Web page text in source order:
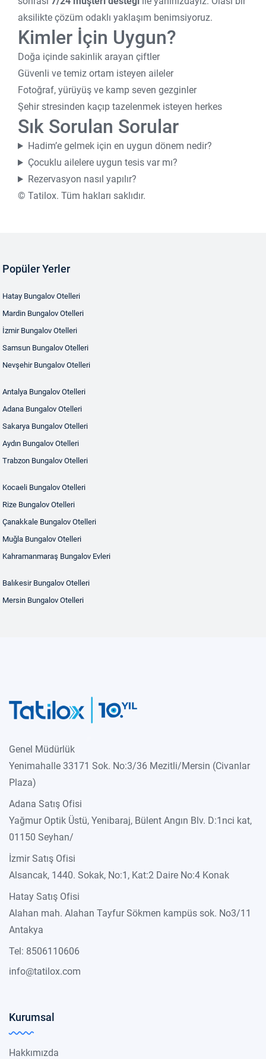
aksilikte çözüm odaklı yaklaşım benimsiyoruz.
Kimler İçin Uygun?
Doğa içinde sakinlik arayan çiftler
Güvenli ve temiz ortam isteyen aileler
Fotoğraf, yürüyüş ve kamp seven gezginler
Şehir stresinden kaçıp tazelenmek isteyen herkes
Sık Sorulan Sorular
Hadim’e gelmek için en uygun dönem nedir?
Çocuklu ailelere uygun tesis var mı?
Rezervasyon nasıl yapılır?
© Tatilox. Tüm hakları saklıdır.
Popüler Yerler
Hatay Bungalov Otelleri
Mardin Bungalov Otelleri
İzmir Bungalov Otelleri
Samsun Bungalov Otelleri
Nevşehir Bungalov Otelleri
Antalya Bungalov Otelleri
Adana Bungalov Otelleri
Sakarya Bungalov Otelleri
Aydın Bungalov Otelleri
Trabzon Bungalov Otelleri
Kocaeli Bungalov Otelleri
Rize Bungalov Otelleri
Çanakkale Bungalov Otelleri
Muğla Bungalov Otelleri
Kahramanmaraş Bungalov Evleri
Balıkesir Bungalov Otelleri
Mersin Bungalov Otelleri
Genel Müdürlük
Yenimahalle 33171 Sok. No:3/36 Mezitli/Mersin (Civanlar
Plaza)
Adana Satış Ofisi
Yağmur Optik Üstü, Yenibaraj, Bülent Angın Blv. D:1nci kat,
01150 Seyhan/
İzmir Satış Ofisi
Alsancak, 1440. Sokak, No:1, Kat:2 Daire No:4 Konak
Hatay Satış Ofisi
Alahan mah. Alahan Tayfur Sökmen kampüs sok. No3/11
Antakya
Tel: 8506110606
info@tatilox.com
Kurumsal
Hakkımızda